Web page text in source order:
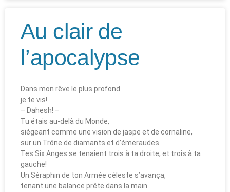
Au clair de
l’apocalypse
Dans mon rêve le plus profond
je te vis!
– Dahesh! –
Tu étais au-delà du Monde,
siégeant comme une vision de jaspe et de cornaline,
sur un Trône de diamants et d’émeraudes.
Tes Six Anges se tenaient trois à ta droite, et trois à ta
gauche!
Un Séraphin de ton Armée céleste s’avança,
tenant une balance prête dans la main.